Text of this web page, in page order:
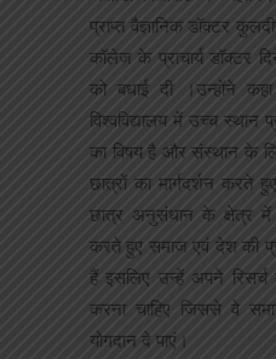
प्राप्त वैज्ञानिक डॉक्टर
कॉलेज के प्राचार्य डॉक्टर
को बधाई दी ।उन्होंने
विश्वविद्यालय में उच्च
का विषय है और संस्थान के
छात्रों का मार्गदर्शन
छात्र अनुसंधान के क्षेत्र में
करते हुए समाज एवं देश की
हैं इसलिए उन्हें अपने
करना चाहिए जिससे वे
योगदान दे पाएं।